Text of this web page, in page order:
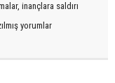
inançlara saldırı
yorumlar